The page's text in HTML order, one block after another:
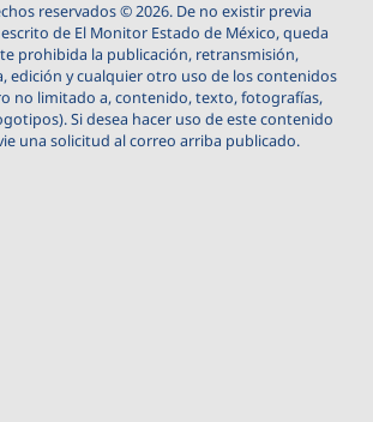
reservados © 2026. De no existir previa
de El Monitor Estado de México, queda
prohibida la publicación, retransmisión,
edición y cualquier otro uso de los contenidos
no limitado a, contenido, texto, fotografías,
Si desea hacer uso de este contenido
una solicitud al correo arriba publicado.